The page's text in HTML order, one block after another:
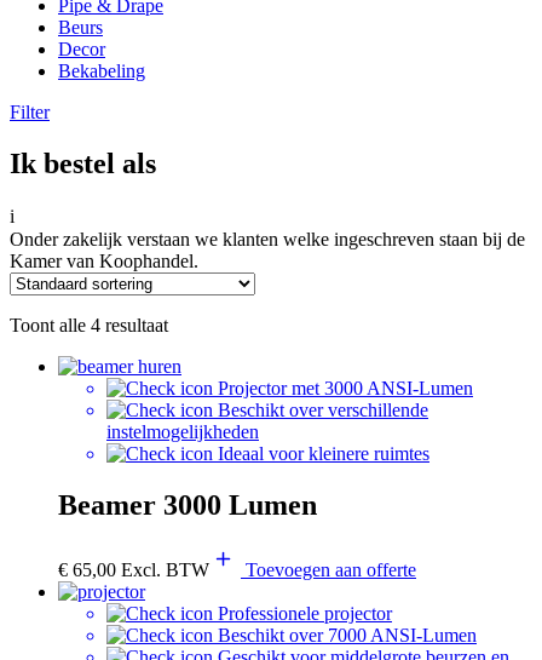
Pipe & Drape
Beurs
Decor
Bekabeling
Filter
Ik bestel als
i
Onder zakelijk verstaan we klanten welke ingeschreven staan bij de
Kamer van Koophandel.
Toont alle 4 resultaat
Projector met 3000 ANSI-Lumen
Beschikt over verschillende
instelmogelijkheden
Ideaal voor kleinere ruimtes
Beamer 3000 Lumen
€ 65,00 Excl. BTW Toevoegen aan offerte
Professionele projector
Beschikt over 7000 ANSI-Lumen